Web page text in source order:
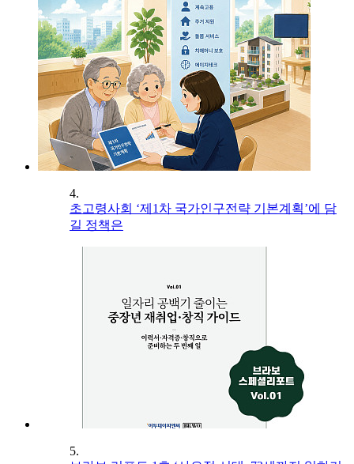
4.
초고령사회 ‘제1차 국가인구전략 기본계획’에 담
길 정책은
5.